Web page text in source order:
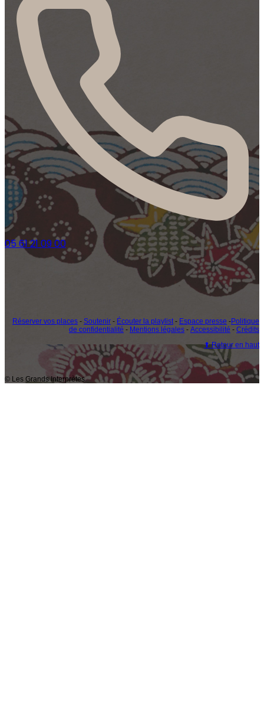
05 61 21 09 00
Réserver vos places - Soutenir - Écouter la playlist- Espace presse -Politique
de confidentialité - Mentions légales - Accessibilité - Crédits
⬆ Retour en haut
© Les Grands Interprètes